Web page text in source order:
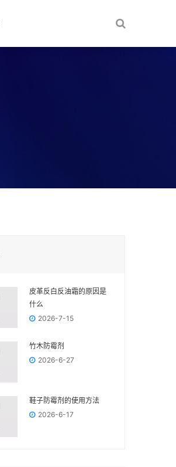
皮革反白反油霜的原因是
什么
2026-7-15
竹木防霉剂
2026-6-27
鞋子防霉剂的使用方法
2026-6-17